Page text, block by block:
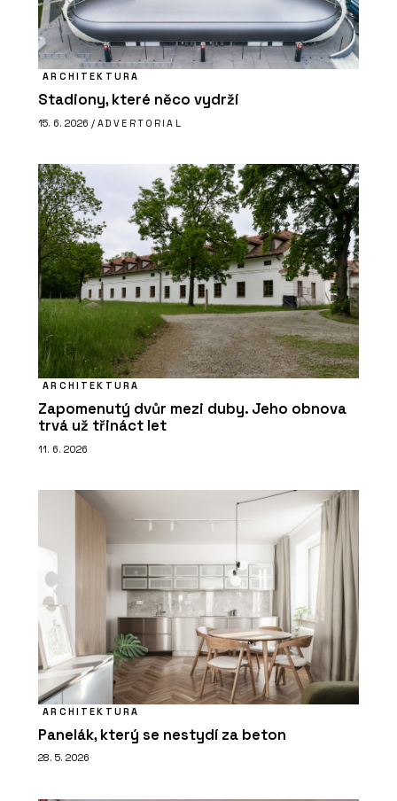
ARCHITEKTURA
Stadiony, které něco vydrží
15. 6. 2026 / ADVERTORIAL
ARCHITEKTURA
Zapomenutý dvůr mezi duby. Jeho obnova
trvá už třináct let
11. 6. 2026
ARCHITEKTURA
Panelák, který se nestydí za beton
28. 5. 2026